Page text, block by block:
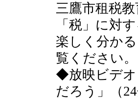
三鷹市租税
「税」に対
楽しく分か
覧ください。
◆放映ビデ
だろう」（